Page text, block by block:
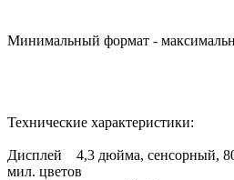
Минимальный формат -
Технические характеристики:
Дисплей 4,3 дюйма, сенсорный,
мил. цветов